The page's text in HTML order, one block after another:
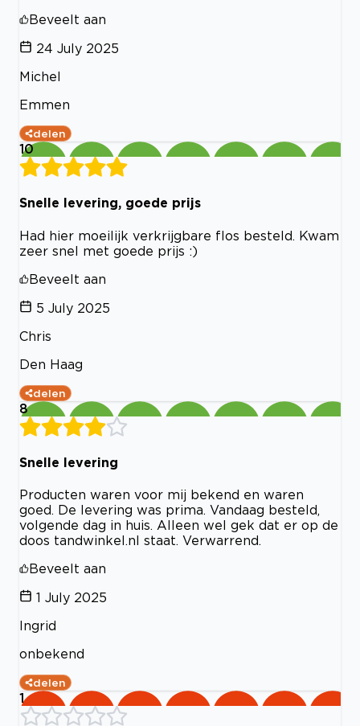
Beveelt aan
24 July 2025
Michel
Emmen
delen
10
Snelle levering, goede prijs
Had hier moeilijk verkrijgbare flos besteld. Kwam
zeer snel met goede prijs :)
Beveelt aan
5 July 2025
Chris
Den Haag
delen
8
Snelle levering
Producten waren voor mij bekend en waren
goed. De levering was prima. Vandaag besteld,
volgende dag in huis. Alleen wel gek dat er op de
doos tandwinkel.nl staat. Verwarrend.
Beveelt aan
1 July 2025
Ingrid
onbekend
delen
1